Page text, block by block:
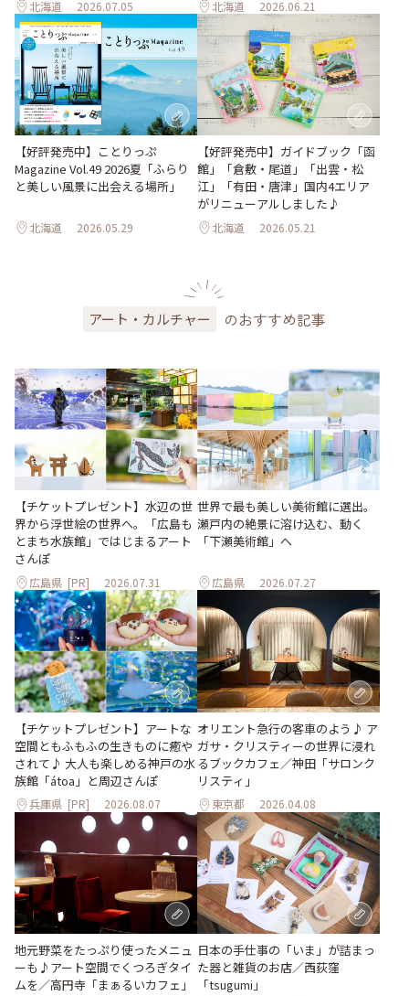
北海道 2026.07.05 北海道 2026.06.21
【好評発売中】ことりっぷ
Magazine Vol.49 2026夏「ふらり
と美しい風景に出会える場所」
北海道 2026.05.29
【好評発売中】ガイドブック「函
館」「倉敷・尾道」「出雲・松
江」「有田・唐津」国内4エリア
がリニューアルしました♪
北海道 2026.05.21
アート・カルチャー のおすすめ記事
【チケットプレゼント】水辺の世
界から浮世絵の世界へ。「広島も
とまち水族館」ではじまるアート
さんぽ
広島県 [PR] 2026.07.31
世界で最も美しい美術館に選出。
瀬戸内の絶景に溶け込む、動く
「下瀬美術館」へ
広島県 2026.07.27
【チケットプレゼント】アートな
空間ともふもふの生きものに癒や
されて♪ 大人も楽しめる神戸の水
族館「átoa」と周辺さんぽ
兵庫県 [PR] 2026.08.07
オリエント急行の客車のよう♪ ア
ガサ・クリスティーの世界に浸れ
るブックカフェ／神田「サロンク
リスティ」
東京都 2026.04.08
地元野菜をたっぷり使ったメニュ
ーも♪アート空間でくつろぎタイ
ムを／高円寺「まぁるいカフェ」
日本の手仕事の「いま」が詰まっ
た器と雑貨のお店／西荻窪
「tsugumi」